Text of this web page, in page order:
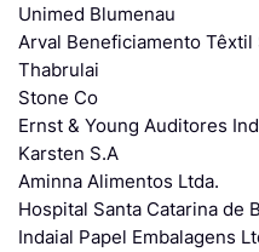
Unimed Blumenau
Arval Beneficiamento Têxtil
Thabrulai
Stone Co
Ernst & Young Auditores
Karsten S.A
Aminna Alimentos Ltda.
Hospital Santa Catarina de
Indaial Papel Embalagens